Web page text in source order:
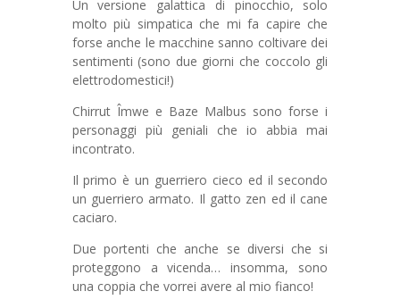
Un versione galattica di pinocchio, solo
molto più simpatica che mi fa capire che
forse anche le macchine sanno coltivare dei
sentimenti (sono due giorni che coccolo gli
elettrodomestici!)
Chirrut Îmwe e Baze Malbus sono forse i
personaggi più geniali che io abbia mai
incontrato.
Il primo è un guerriero cieco ed il secondo
un guerriero armato. Il gatto zen ed il cane
caciaro.
Due portenti che anche se diversi che si
proteggono a vicenda… insomma, sono
una coppia che vorrei avere al mio fianco!